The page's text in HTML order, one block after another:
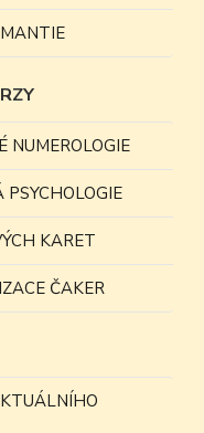
NUMEROLOGIE
KARET
ČAKER